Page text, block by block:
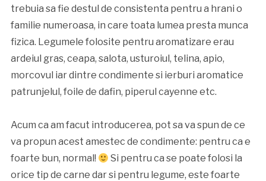
trebuia sa fie destul de consistenta pentru a hrani o
familie numeroasa, in care toata lumea presta munca
fizica. Legumele folosite pentru aromatizare erau
ardeiul gras, ceapa, salota, usturoiul, telina, apio,
morcovul iar dintre condimente si ierburi aromatice
patrunjelul, foile de dafin, piperul cayenne etc.
Acum ca am facut introducerea, pot sa va spun de ce
va propun acest amestec de condimente: pentru ca e
foarte bun, normal!
Si pentru ca se poate folosi la
orice tip de carne dar si pentru legume, este foarte